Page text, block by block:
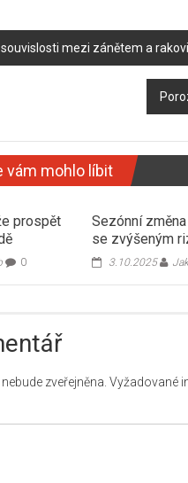
mezi zánětem a
vám mohlo líbit
prospět
0
Sezónní
se zvýšeným
3.10.2025
zveřejněna. Vyžadované